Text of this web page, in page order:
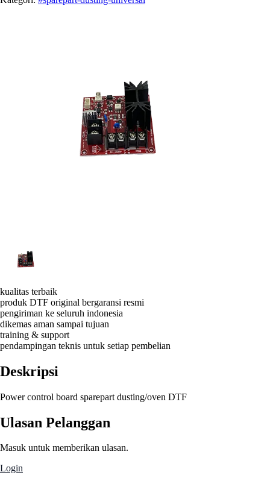
kualitas terbaik
produk DTF original bergaransi resmi
pengiriman ke seluruh indonesia
dikemas aman sampai tujuan
training & support
pendampingan teknis untuk setiap pembelian
Deskripsi
Power control board sparepart dusting/oven DTF
Ulasan Pelanggan
Masuk untuk memberikan ulasan.
Login